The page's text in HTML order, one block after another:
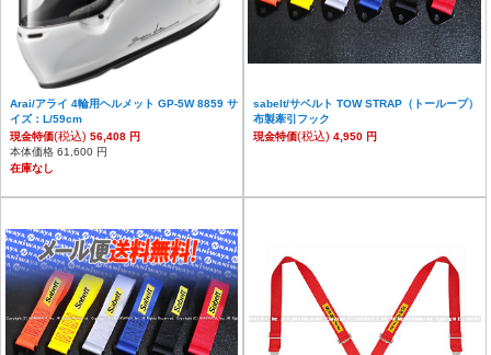
Arai/アライ 4輪用ヘルメット GP-5W 8859 サ
イズ：L/59cm
現金特価(税込) 56,408 円
本体価格 61,600 円
在庫なし
sabelt/サベルト TOW STRAP（トーループ）
布製牽引フック
現金特価(税込) 4,950 円